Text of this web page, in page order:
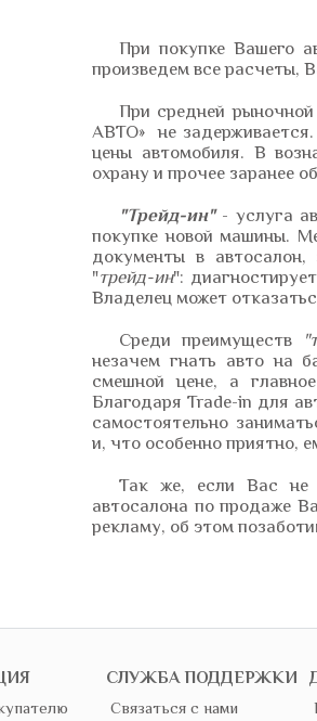
При покупке Вашего
произведем все расчеты,
При средней
АВТО» не задерживается.
цены автомобиля. В
охрану и прочее заранее
"Трейд-ин"- услуга
покупке новой машины.
документы в автосалон,
"трейд-ин":
Владелец может
Среди преимуществ
незачем гнать авто на
смешной цене, а
Благодаря Trade-in для
самостоятельно
и, что особенно приятно,
Так же, если Вас не
автосалона по продаже
рекламу, об этом
СЛУЖБА ПОДДЕРЖКИ
Связаться с нами